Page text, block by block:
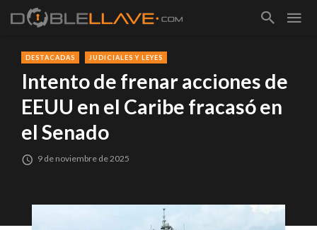
DESTACADAS JUDICIALES Y LEYES
Intento de frenar acciones de
EEUU en el Caribe fracasó en
el Senado
9 de noviembre de 2025